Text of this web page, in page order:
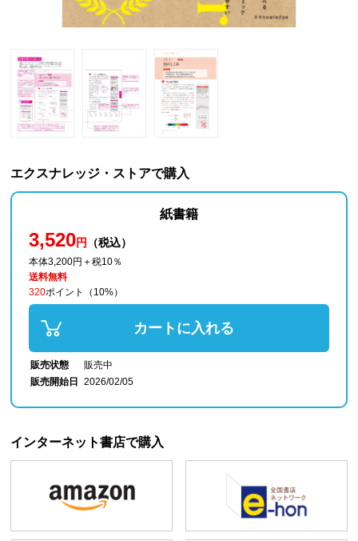
エクスナレッジ・ストアで購入
紙書籍
3,520円 （税込）
本体3,200円＋税10％
送料無料
320ポイント （10%）
カートに入れる
販売状態
販売中
販売開始日
2026/02/05
インターネット書店で購入